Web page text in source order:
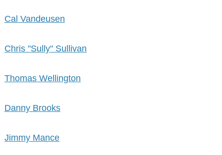
Cal Vandeusen
Chris "Sully" Sullivan
Thomas Wellington
Danny Brooks
Jimmy Mance